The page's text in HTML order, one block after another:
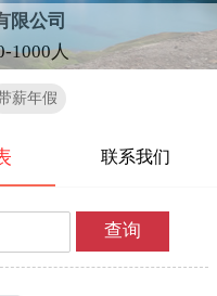
限公司
1000人
薪年假
联系我们
查询